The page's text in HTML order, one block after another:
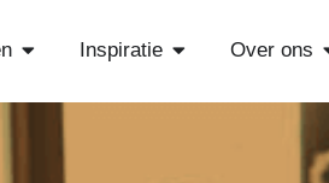
Open Diensten
Inspiratie Open Inspiratie
Over ons